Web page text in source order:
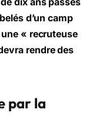
d’un camp
« recruteuse
rendre des
par la